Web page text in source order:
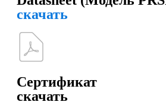
скачать
Сертификат
скачать